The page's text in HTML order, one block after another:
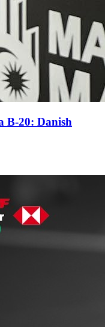
B-20: Danish